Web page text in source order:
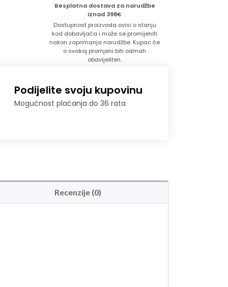
Besplatna dostava za narudžbe
iznad 398€
Dostupnost proizvoda ovisi o stanju
kod dobavljača i može se promijeniti
nakon zaprimanja narudžbe. Kupac će
o svakoj promjeni biti odmah
obaviješten.
Podijelite svoju kupovinu
Mogućnost plaćanja do 36 rata
Recenzije (0)